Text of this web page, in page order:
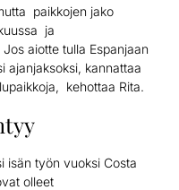
paikkojen jako
ja
aiotte tulla Espanjaan
ajanjaksoksi, kannattaa
kehottaa Rita.
isän työn vuoksi Costa
olleet